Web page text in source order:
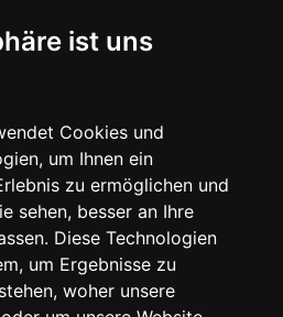
ist uns
Cookies und
um Ihnen ein
zu ermöglichen und
sehen, besser an Ihre
Diese Technologien
um Ergebnisse zu
woher unsere
rights reserved.